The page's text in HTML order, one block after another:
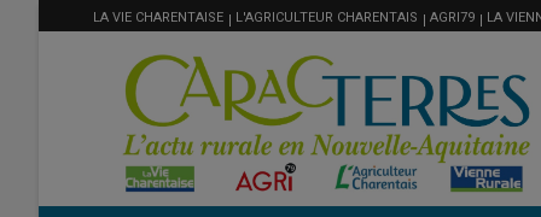
MENU
FILIÈRE
LA VIE CHARENTAISE L'AGRICULTEUR CHARENTAIS AGRI79 LA